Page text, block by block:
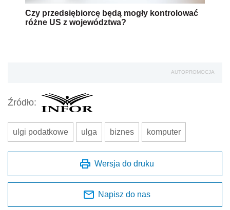
Czy przedsiębiorcę będą mogły kontrolować
różne US z województwa?
AUTOPROMOCJA
Źródło:
ulgi podatkowe ulga biznes komputer
Wersja do druku
Napisz do nas